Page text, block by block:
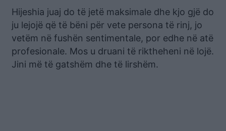
Hijeshia juaj do të jetë maksimale dhe kjo gjë do
ju lejojë që të bëni për vete persona të rinj, jo
vetëm në fushën sentimentale, por edhe në atë
profesionale. Mos u druani të riktheheni në lojë.
Jini më të gatshëm dhe të lirshëm.